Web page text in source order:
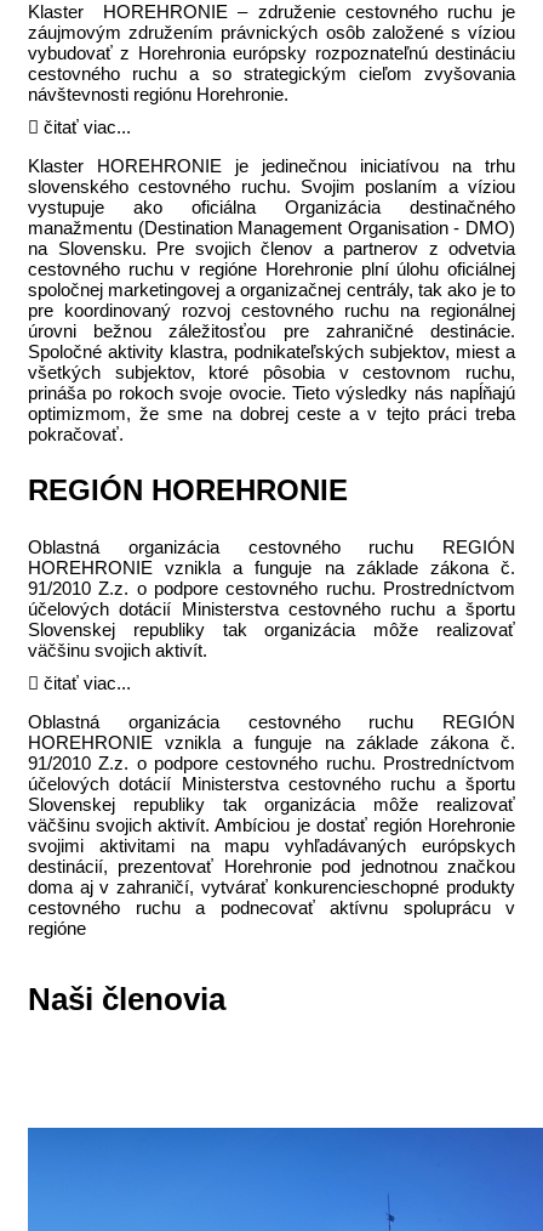
Klaster HOREHRONIE – združenie cestovného ruchu je
záujmovým združením právnických osôb založené s víziou
vybudovať z Horehronia európsky rozpoznateľnú destináciu
cestovného ruchu a so strategickým cieľom zvyšovania
návštevnosti regiónu Horehronie.
čitať viac...
Klaster HOREHRONIE je jedinečnou iniciatívou na trhu
slovenského cestovného ruchu. Svojim poslaním a víziou
vystupuje ako oficiálna Organizácia destinačného
manažmentu (Destination Management Organisation - DMO)
na Slovensku. Pre svojich členov a partnerov z odvetvia
cestovného ruchu v regióne Horehronie plní úlohu oficiálnej
spoločnej marketingovej a organizačnej centrály, tak ako je to
pre koordinovaný rozvoj cestovného ruchu na regionálnej
úrovni bežnou záležitosťou pre zahraničné destinácie.
Spoločné aktivity klastra, podnikateľských subjektov, miest a
všetkých subjektov, ktoré pôsobia v cestovnom ruchu,
prináša po rokoch svoje ovocie. Tieto výsledky nás napĺňajú
optimizmom, že sme na dobrej ceste a v tejto práci treba
pokračovať.
REGIÓN HOREHRONIE
Oblastná organizácia cestovného ruchu REGIÓN
HOREHRONIE vznikla a funguje na základe zákona č.
91/2010 Z.z. o podpore cestovného ruchu. Prostredníctvom
účelových dotácií Ministerstva cestovného ruchu a športu
Slovenskej republiky tak organizácia môže realizovať
väčšinu svojich aktivít.
čitať viac...
Oblastná organizácia cestovného ruchu REGIÓN
HOREHRONIE vznikla a funguje na základe zákona č.
91/2010 Z.z. o podpore cestovného ruchu. Prostredníctvom
účelových dotácií Ministerstva cestovného ruchu a športu
Slovenskej republiky tak organizácia môže realizovať
väčšinu svojich aktivít. Ambíciou je dostať región Horehronie
svojimi aktivitami na mapu vyhľadávaných európskych
destinácií, prezentovať Horehronie pod jednotnou značkou
doma aj v zahraničí, vytvárať konkurencieschopné produkty
cestovného ruchu a podnecovať aktívnu spoluprácu v
regióne
Naši členovia